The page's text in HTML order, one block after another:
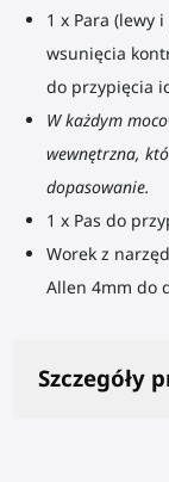
1 x Para (lewy
wsunięcia
do przypięcia
W każdym
wewnętrzna,
dopasowanie.
1 x Pas do
Worek z
Allen 4mm do
Szczegóły